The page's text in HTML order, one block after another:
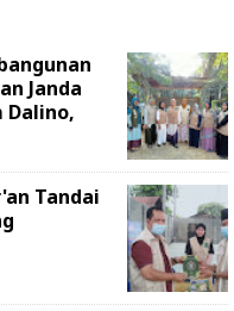
Janda
Dalino,
Tandai